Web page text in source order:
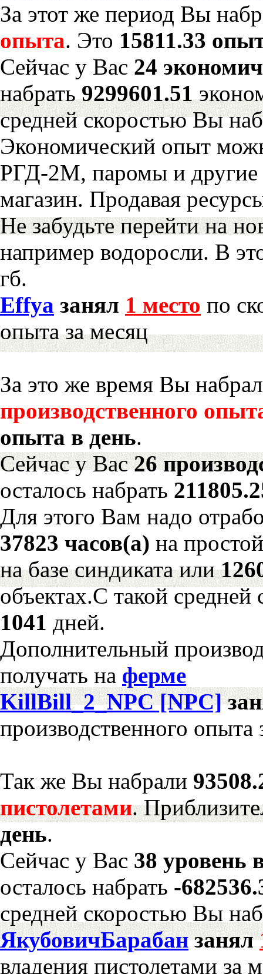
За этот же период Вы
опыта. Это 15811.33
Сейчас у Вас 24
набрать9299601.51
средней скоростью Вы
Экономический опыт
РГД-2М, паромы и другие
магазин. Продавая
Не забудьте перейти на
например водоросли. В
гб.
Effya занял 1 место по
опыта за месяц
За это же время Вы
производственного
опыта в день.
Сейчас у Вас26
осталось набрать
Для этого Вам надо
37823 часов(а) на
на базе синдиката или
объектах.С такой
1041 дней.
Дополнительный
получать на ферме
KillBill_2_NPC [NPC]
производственного опыта
Так же Вы набрали
пистолетами.
день.
Сейчас у Вас 38 уровень
осталось набрать -
средней скоростью Вы
ЯкубовичБарабанзанял
владения пистолетами за